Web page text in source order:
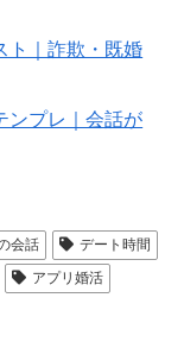
ト｜詐欺・既婚
ンプレ｜会話が
会話
デート時間
アプリ婚活